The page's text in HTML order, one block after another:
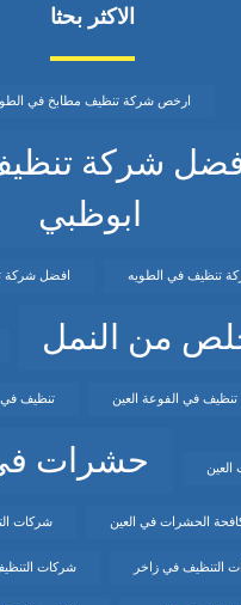
الاكثر بحثا
ارخص شركة تنظيف مطابخ في
شركة
ابوظبي
تنظيف في الطويه افضل شركة
من النمل
تنظيف في الفوعة العين تنظيف في
حشرات
الحشرات في العين شركات
التنظيف في زاخر شركات